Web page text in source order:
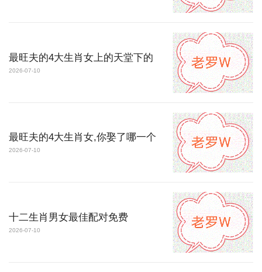
最旺夫的4大生肖女上的天堂下的
2026-07-10
最旺夫的4大生肖女,你娶了哪一个
2026-07-10
十二生肖男女最佳配对免费
2026-07-10